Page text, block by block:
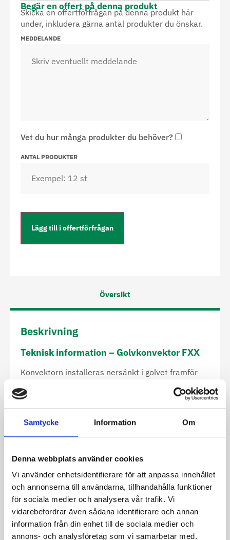
Samtycke Information Om
Denna webbplats använder cookies
Vi använder enhetsidentifierare för att anpassa innehållet
och annonserna till användarna, tillhandahålla funktioner
för sociala medier och analysera vår trafik. Vi
vidarebefordrar även sådana identifierare och annan
information från din enhet till de sociala medier och
annons- och analysföretag som vi samarbetar med.
Begär en offert på denna produkt
Skicka en offertförfrågan på denna produkt här
under, inkludera gärna antal produkter du önskar.
MEDDELANDE
Vet du hur många produkter du behöver?
ANTAL PRODUKTER
Lägg till i offertförfrågan
Översikt
Beskrivning
Teknisk information – Golvkonvektor FXX
Konvektorn installeras nersänkt i golvet framför
kombination med golvvärme, för att förhindra
kallras.
Finns i längder från 800-3000 mm. Längder över
3000 mm levereras i 2 moduler som kopplas ihop
enhetligt ut.
Bredd 175, 205, 245, 305, 355 och 410 mm. Djup
65, 80, 105, 125 och 165 mm
Konvektorn är uppbyggd av kopparrör och
aluminiumflänsar som är nersänkta i ett rostfritt
tråg. Över detta placerar man en plattform i trä